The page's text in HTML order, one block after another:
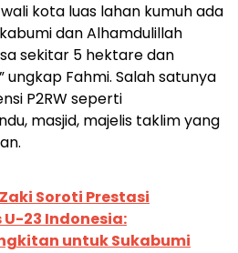
kota luas lahan kumuh ada
dan Alhamdulillah
sekitar 5 hektare dan
ungkap Fahmi. Salah satunya
P2RW seperti
masjid, majelis taklim yang
Soroti Prestasi
23 Indonesia:
untuk Sukabumi